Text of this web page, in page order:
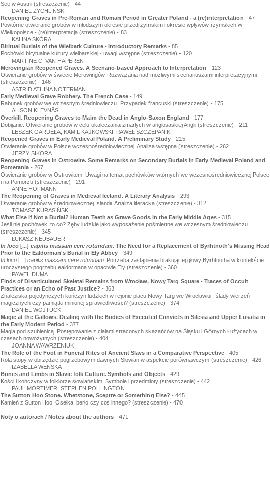
See w Austrii (streszczenie) - 44
DANIEL ŻYCHLIŃSKI
Reopening Graves in Pre-Roman and Roman Period in Greater Poland - a (re)interpretation - 47
Powtórne otwieranie grobów w młodszym okresie przedrzymskim i okresie wpływów rzymskich w
Wielkopolsce - (re)interpretacja (streszczenie) - 83
KALINA SKÓRA
Biritual Burials of the Wielbark Culture - Introductory Remarks- 85
Pochówki birytualne kultury wielbarskiej - uwagi wstępne (streszczenie) - 120
MARTINE C. VAN HAPEREN
Merovingian Reopened Graves. A Scenario-based Approach to Interpretation - 123
Otwieranie grobów w świecie Merowingów. Rozważania nad możliwymi scenariuszami interpretacyjnymi
(streszczenie) - 146
ASTRID ATHINA NOTERMAN
Early Medieval Grave Robbery. The French Case- 149
Rabunek grobów we wczesnym średniowieczu. Przypadek francuski (streszczenie) - 175
ALISON KLEVNÄS
Overkill. Reopening Graves to Maim the Dead in Anglo-Saxon England - 177
Dobijanie. Otwieranie grobów w celu okaleczania zmarłych w anglosaskiej Anglii (streszczenie) - 211
LESZEK GARDEŁA, KAMIL KAJKOWSKI, PAWEŁ SZCZEPANIK
Reopened Graves in Early Medieval Poland. A Preliminary Study- 215
Otwieranie grobów w Polsce wczesnośredniowiecznej. Analiza wstępna (streszczenie) - 262
JERZY SIKORA
Reopening Graves in Ostrowite. Some Remarks on Secondary Burials in Early Medieval Poland and
Pomerania- 267
Otwieranie grobów w Ostrowitem. Uwagi na temat pochówków wtórnych we wczesnośredniowiecznej Polsce
i na Pomorzu (streszczenie) - 291
ANNE HOFMANN
The Reopening of Graves in Medieval Iceland. A Literary Analysis- 293
Otwieranie grobów w średniowiecznej Islandii. Analiza literacka (streszczenie) - 312
TOMASZ KURASIŃSKI
What Else if Not a Burial? Human Teeth as Grave Goods in the Early Middle Ages- 315
Jeśli nie pochówek, to co? Zęby ludzkie jako wyposażenie pośmiertne we wczesnym średniowieczu
(streszczenie) - 345
ŁUKASZ NEUBAUER
In loco[...] capitis massam cere rotundam. The Need for a Replacement of Byrhtnoth's Missing Head
Prior to the Ealdorman's Burial in Ely Abbey- 349
In loco[...] capitis massam cere rotundam. Potrzeba zastąpienia brakującej głowy Byrhtnotha w kontekście
uroczystego pogrzebu ealdormana w opactwie Ely (streszczenie) - 360
PAWEŁ DUMA
Finds of Disarticulated Skeletal Remains from Wrocław, Nowy Targ Square - Traces of Occult
Practices or an Echo of Past Justice? - 363
Znaleziska pojedynczych kończyn ludzkich w rejonie placu Nowy Targ we Wrocławiu - ślady wierzeń
magicznych czy pamiątki minionej sprawiedliwości? (streszczenie) - 374
DANIEL WOJTUCKI
Magic at the Gallows. Dealing with the Bodies of Executed Convicts in Silesia and Upper Lusatia in
the Early Modern Period - 377
Magia pod szubienicą. Postępowanie z ciałami straconych skazańców na Śląsku i Górnych Łużycach w
czasach nowożytnych (streszczenie) - 404
JOANNA WAWRZENIUK
The Role of the Foot in Funeral Rites of Ancient Slavs in a Comparative Perspective- 405
Rola stopy w obrzędzie pogrzebowym dawnych Słowian w aspekcie porównawczym (streszczenie) - 426
IZABELLA WENSKA
Bones and Limbs in Slavic folk Culture. Symbols and Objects- 429
Kości i kończyny w folklorze słowiańskim. Symbole i przedmioty (streszczenie) - 442
PAUL MORTIMER, STEPHEN POLLINGTON
The Sutton Hoo Stone. Whetstone, Sceptre or Something Else? - 445
Kamień z Sutton Hoo. Osełka, berło czy coś innego? (streszczenie) - 470
Noty o autorach / Notes about the authors- 471